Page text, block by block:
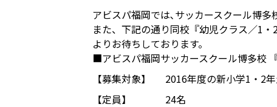
アビスパ福岡では､サッカースクール博多
また、下記の通り同校『幼児クラス／1
よりお待ちしております。
■アビスパ福岡サッカースクール博多校
【募集対象】
2016年度の新小学1・2
【定員】
24名